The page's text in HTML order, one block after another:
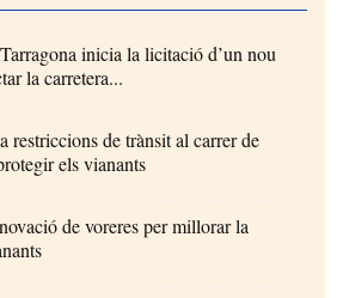
inicia la licitació d’un nou
la carretera...
restriccions de trànsit al carrer de
els vianants
de voreres per millorar la